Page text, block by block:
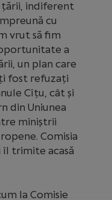
țării, indiferent
cu
vrut să fim
a
un plan care
fost refuzați
Cîțu, cât și
din Uniunea
miniștrii
Comisia
îl trimite acasă
la Comisie